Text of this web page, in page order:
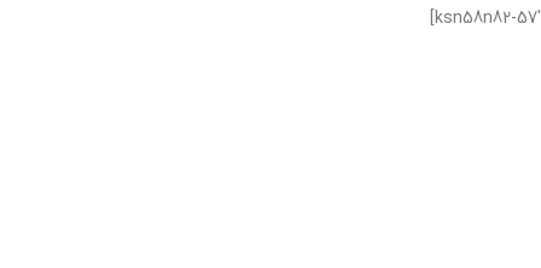
ksn58n82-57′]